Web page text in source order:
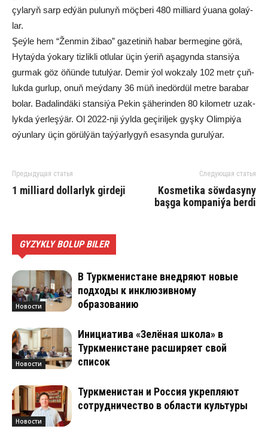
çy­la­ryň sarp ed­ýän pu­lu­nyň möç­be­ri 480 mil­liard ýua­na go­laý­
lar.
Şeý­le hem “Žen­min ži­bao” ga­ze­ti­niň ha­bar ber­me­gi­ne gö­rä,
Hy­taý­da ýo­ka­ry tiz­lik­li ot­lu­lar üçin ýe­riň aşa­gyn­da stan­si­ýa
gur­mak göz öňün­de tu­tul­ýar. De­mir­ ýol wok­za­ly 102 metr çuň­
luk­da gur­lup, onuň meý­da­ny 36 müň ine­dör­dül met­re ba­ra­bar
bo­lar. Ba­da­lin­dä­ki stan­si­ýa Pe­kin şä­he­rin­den 80 ki­lo­metr uzak­
lyk­da ýer­leş­ýär. Ol 2022-nji ýyl­da ge­çi­ril­jek gyş­ky Olim­pi­ýa
oýun­la­ry üçin gö­rül­ýän taý­ýar­ly­gyň esa­syn­da gu­rul­ýar.
Предыдущая статья
1 milliard dollarlyk girdeji
Следующая статья
Kosmetika söwdasyny
başga kompaniýa berdi
GYZYKLY BOLUP BILER
Новости
В Туркменистане внедряют новые
подходы к инклюзивному
образованию
Новости
Инициатива «Зелёная школа» в
Туркменистане расширяет свой
список
Новости
Туркменистан и Россия укрепляют
сотрудничество в области культуры